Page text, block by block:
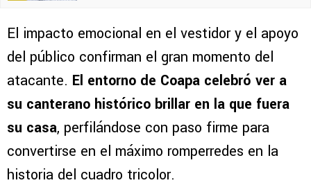
El impacto emocional en el vestidor y el apoyo
del público confirman el gran momento del
atacante. El entorno de Coapa celebró ver a
su canterano histórico brillar en la que fuera
su casa, perfilándose con paso firme para
convertirse en el máximo romperredes en la
historia del cuadro tricolor.